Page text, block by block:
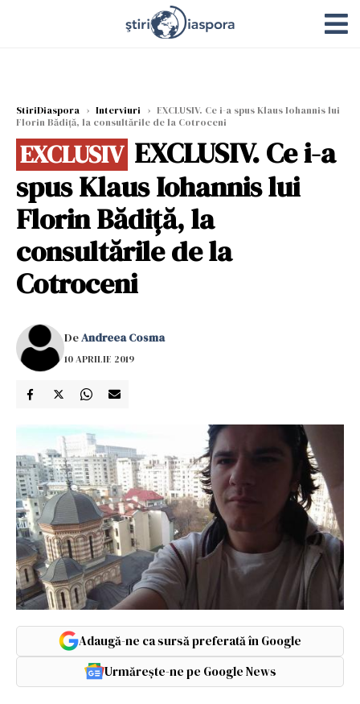
StiriDiaspora › Interviuri › EXCLUSIV. Ce i-a spus Klaus Iohannis lui
Florin Bădiţă, la consultările de la Cotroceni
EXCLUSIV EXCLUSIV. Ce i-a
spus Klaus Iohannis lui
Florin Bădiţă, la
consultările de la
Cotroceni
DeAndreea Cosma
10 APRILIE 2019
Adaugă-ne ca sursă preferată în Google
Urmărește-ne pe Google News